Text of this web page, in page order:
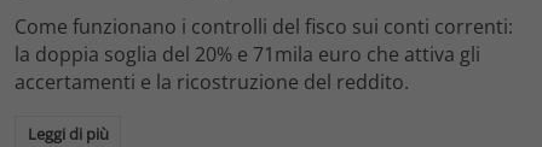
Come funzionano i controlli del fisco sui conti correnti:
la doppia soglia del 20% e 71mila euro che attiva gli
accertamenti e la ricostruzione del reddito.
Leggi di più